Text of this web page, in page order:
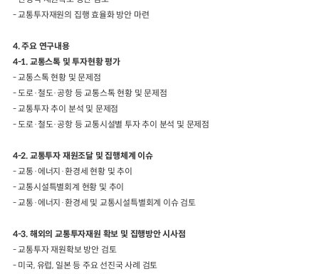
- 교통투자재원의 집행 효율화 방안 마련
4. 주요 연구내용
4-1. 교통스톡 및 투자현황 평가
- 교통스톡 현황 및 문제점
- 도로·철도·공항 등 교통스톡 현황 및 문제점
- 교통투자 추이 분석 및 문제점
- 도로·철도·공항 등 교통시설별 투자 추이 분석 및 문제점
4-2. 교통투자 재원조달 및 집행체계 이슈
- 교통·에너지·환경세 현황 및 추이
- 교통시설특별회계 현황 및 추이
- 교통·에너지·환경세 및 교통시설특별회계 이슈 검토
4-3. 해외의 교통투자재원 확보 및 집행방안 시사점
- 교통투자 재원확보 방안 검토
- 미국, 유럽, 일본 등 주요 선진국 사례 검토